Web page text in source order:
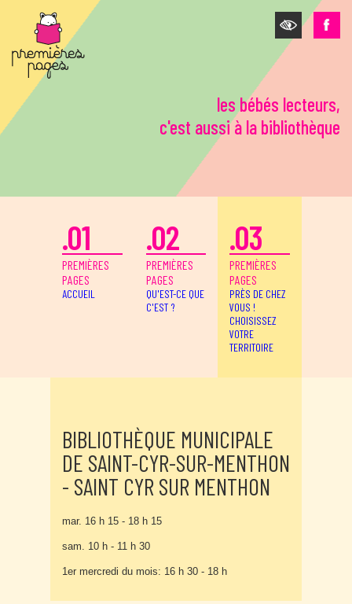
Aller au contenu principal
les bébés lecteurs,
c'est aussi à la bibliothèque
.01
PREMIÈRES
PAGES
ACCUEIL
.02
PREMIÈRES
PAGES
QU'EST-CE QUE
C'EST ?
.03
PREMIÈRES
PAGES
PRÈS DE CHEZ
VOUS !
CHOISISSEZ
VOTRE
TERRITOIRE
BIBLIOTHÈQUE MUNICIPALE
DE SAINT-CYR-SUR-MENTHON
- SAINT CYR SUR MENTHON
mar. 16 h 15 - 18 h 15
sam. 10 h - 11 h 30
1er mercredi du mois: 16 h 30 - 18 h